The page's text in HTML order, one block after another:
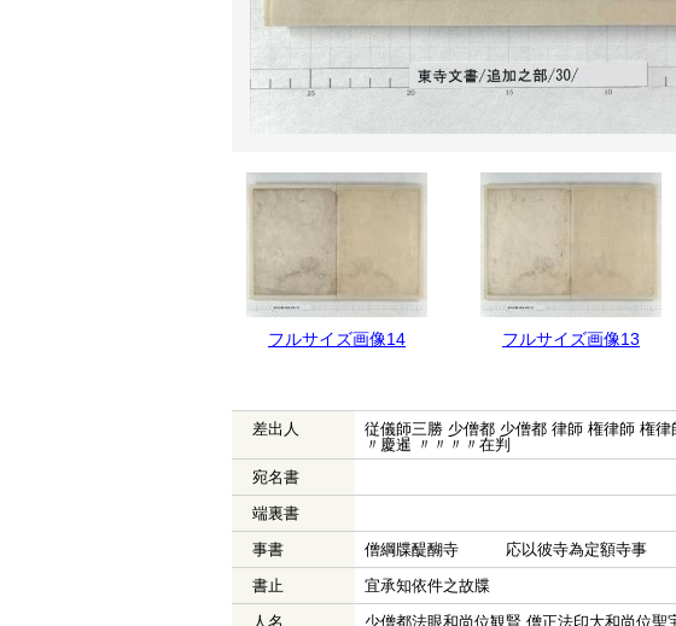
フルサイズ画像14 フルサイズ画像13
差出人
従儀師三勝 少僧都 少僧都 律師 権律師 権
〃慶暹 〃〃〃〃在判
宛名書
端裏書
事書
僧綱牒醍醐寺 応以彼寺為定額寺事
書止
宜承知依件之故牒
人名
少僧都法眼和尚位観賢 僧正法印大和尚位